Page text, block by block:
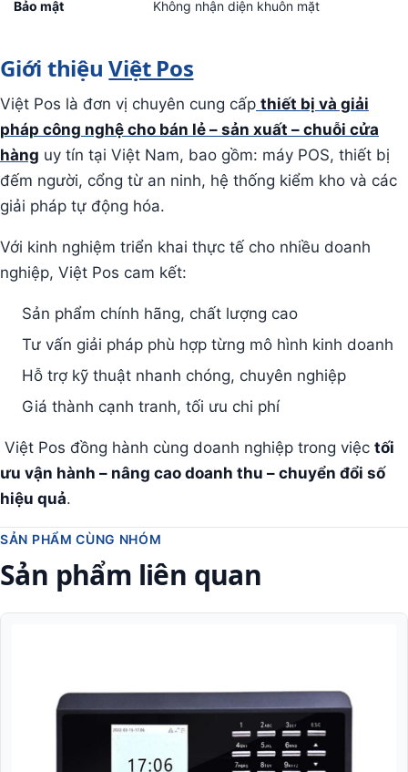
Bảo mật Không nhận diện khuôn mặt
Giới thiệuViệt Pos
Việt Pos là đơn vị chuyên cung cấp thiết bị và giải
pháp công nghệ cho bán lẻ – sản xuất – chuỗi cửa
hàng uy tín tại Việt Nam, bao gồm: máy POS, thiết bị
đếm người, cổng từ an ninh, hệ thống kiểm kho và các
giải pháp tự động hóa.
Với kinh nghiệm triển khai thực tế cho nhiều doanh
nghiệp, Việt Pos cam kết:
Sản phẩm chính hãng, chất lượng cao
Tư vấn giải pháp phù hợp từng mô hình kinh doanh
Hỗ trợ kỹ thuật nhanh chóng, chuyên nghiệp
Giá thành cạnh tranh, tối ưu chi phí
Việt Pos đồng hành cùng doanh nghiệp trong việc tối
ưu vận hành – nâng cao doanh thu – chuyển đổi số
hiệu quả.
SẢN PHẨM CÙNG NHÓM
Sản phẩm liên quan